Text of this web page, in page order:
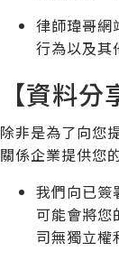
律師瑋哥網
行為以及其
【資料分
除非是為了向您
關係企業提供您
我們向已簽
可能會將您
司無獨立權